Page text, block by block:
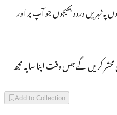
ٹہریں درود بھیجوں جو آپ پر اور
محشر کریں گے جس وقت اپنا سایہ مجھ
Add to Collection